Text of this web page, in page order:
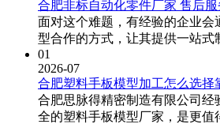
合肥非标自动化零件厂家 售后服
面对这个难题，有经验的企业会
型合作的方式，让其提供一站式
01
2026-07
合肥塑料手板模型加工怎么选择
合肥思脉得精密制造有限公司经
全的塑料手板模型厂家，是更值